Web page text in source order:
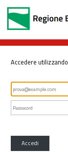
Accedere
Accedi